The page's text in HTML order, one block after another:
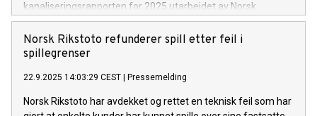
kanaliseringsrapporten for 2025 utarbeidet av Norsk
Rikstoto.
Norsk Rikstoto refunderer spill etter feil i
spillegrenser
22.9.2025 14:03:29 CEST Pressemelding
Norsk Rikstoto har avdekket og rettet en teknisk feil som har